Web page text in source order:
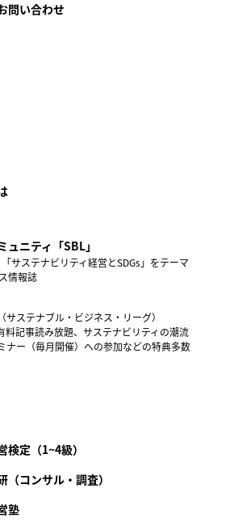
問い合わせ
ュニティ「SBL」
サステナビリティ経営とSDGs」をテーマ
情報誌
サステナブル・ビジネス・リーグ）
料記事読み放題、サステナビリティの潮流
ナー（毎月開催）への参加などの特典多数
検定（1~4級）
（コンサル・調査）
塾